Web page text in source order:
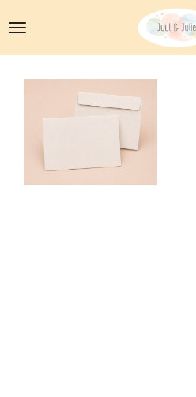
direct
naar
hoofdinhoud